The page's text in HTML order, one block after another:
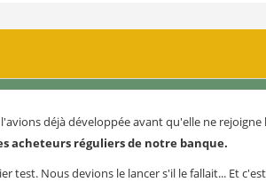
déjà développée avant qu'elle ne rejoigne
acheteurs réguliers de notre banque.
test. Nous devions le lancer s'il le fallait... Et